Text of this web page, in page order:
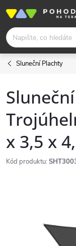
obsah
Sluneční Plachty
x 3,5 x
Kód produktu: